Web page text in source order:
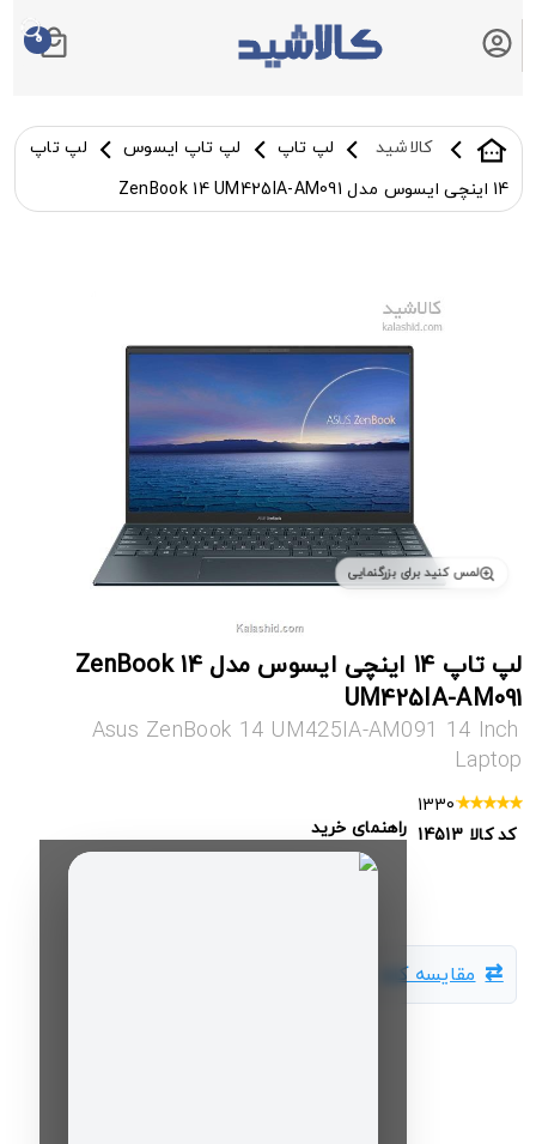
0
کالاشید لپ تاپ لپ تاپ ایسوس
لپ تاپ
14 اینچی ایسوس مدل ZenBook 14 UM425IA-AM091
لمس کنید برای بزرگنمایی
لپ تاپ 14 اینچی ایسوس مدل ZenBook 14
UM425IA-AM091
Asus ZenBook 14 UM425IA-AM091 14 Inch
Laptop
1330
کد کالا 14513 راهنمای خرید
مقایسه کالا